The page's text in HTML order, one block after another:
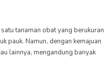
tanaman obat yang berukuran
pauk. Namun, dengan kemajuan
lainnya, mengandung banyak